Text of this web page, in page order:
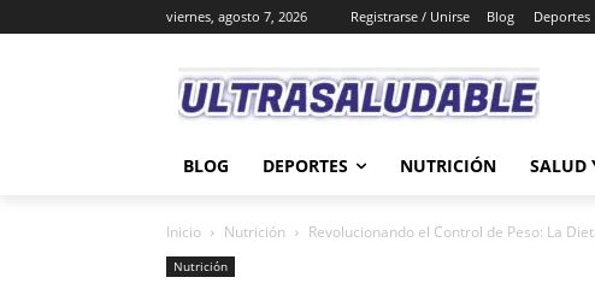
viernes, agosto 7, 2026 Registrarse / Unirse Blog Deportes
BLOG DEPORTES NUTRICIÓN SALUD
Inicio Nutrición Revolucionando el Control de Peso: La
Nutrición